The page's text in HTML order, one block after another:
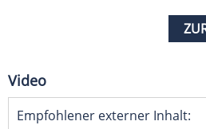
Video
Empfohlener externer Inhalt: